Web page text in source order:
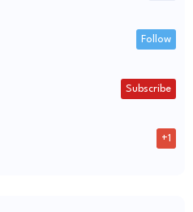
Follow
Subscribe
+1